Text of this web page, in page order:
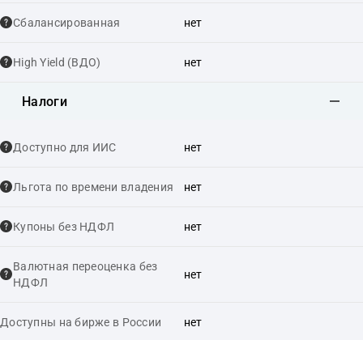
Сбалансированная нет
High Yield (ВДО) нет
Налоги
Доступно для ИИС нет
Льгота по времени владения нет
Купоны без НДФЛ нет
Валютная переоценка без
НДФЛ
нет
Доступны на бирже в России нет